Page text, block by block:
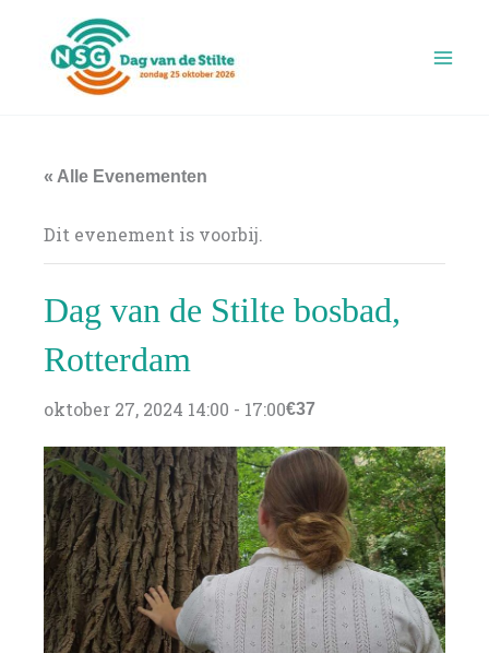
« Alle Evenementen
Dit evenement is voorbij.
Dag van de Stilte bosbad,
Rotterdam
oktober 27, 2024 14:00 - 17:00€37